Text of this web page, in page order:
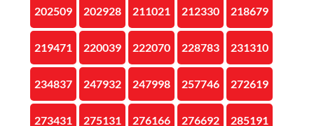
202509 202928 211021 212330 218679
219471 220039 222070 228783 231310
234837 247932 247998 257746 272619
273431 275131 276166 276692 285191